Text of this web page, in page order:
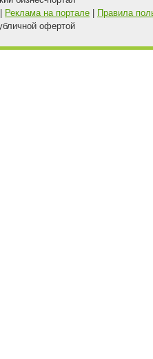
Реклама на портале
Правила
офертой